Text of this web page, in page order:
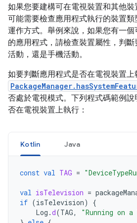
如果您要建構可在電視裝置和其他裝
可能需要檢查應用程式執行的裝置
運作方式。舉例來說，如果您有一個
的應用程式，請檢查裝置屬性，判
活動，還是手機活動。
如要判斷應用程式是否在電視裝置
否處於電視模式。下列程式碼範例
否在電視裝置上執行：
Kotlin Java
const val TAG =
val isTelevision =
if (isTelevision)
{
Log .d(TAG, "Running on a